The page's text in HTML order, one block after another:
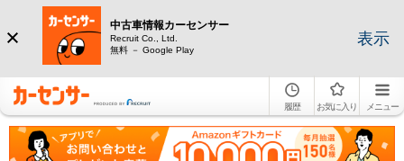
中古車情報カーセンサー
Recruit Co., Ltd.
無料 － Google Play
表示
履歴 お気に入り メニュー